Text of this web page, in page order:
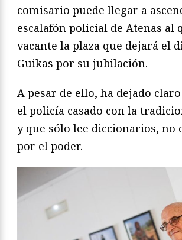
comisario puede llegar a
escalafón policial de Atenas al
vacante la plaza que dejará el
Guikas por su jubilación.
A pesar de ello, ha dejado
el policía casado con la
y que sólo lee diccionarios, no
por el poder.